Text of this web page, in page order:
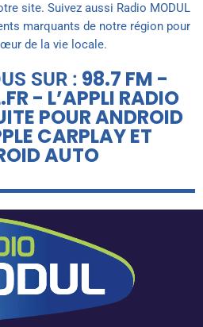
site. Suivez aussi Radio MODUL
marquants de notre région pour
de la vie locale.
SUR : 98.7 FM -
- L’APPLI RADIO
POUR ANDROID
CARPLAY ET
AUTO